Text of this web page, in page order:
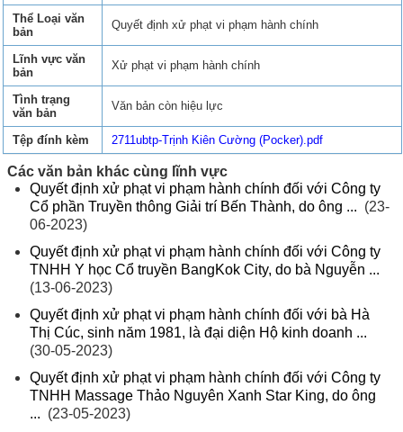
Thể Loại văn
bản
Quyết định xử phạt vi phạm hành chính
Lĩnh vực văn
bản
Xử phạt vi phạm hành chính
Tình trạng
văn bản
Văn bản còn hiệu lực
Tệp đính kèm 2711ubtp-Trịnh Kiên Cường (Pocker).pdf
Các văn bản khác cùng lĩnh vực
Quyết định xử phạt vi phạm hành chính đối với Công ty
Cổ phần Truyền thông Giải trí Bến Thành, do ông ... (23-
06-2023)
Quyết định xử phạt vi phạm hành chính đối với Công ty
TNHH Y học Cổ truyền BangKok City, do bà Nguyễn ...
(13-06-2023)
Quyết định xử phạt vi phạm hành chính đối với bà Hà
Thị Cúc, sinh năm 1981, là đại diện Hộ kinh doanh ...
(30-05-2023)
Quyết định xử phạt vi phạm hành chính đối với Công ty
TNHH Massage Thảo Nguyên Xanh Star King, do ông
... (23-05-2023)